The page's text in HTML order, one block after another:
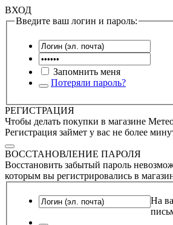
ВХОД
Введите ваш логин и пароль:
Запомнить меня
Потеряли пароль?
РЕГИСТРАЦИЯ
Чтобы делать покупки в магазине
Регистрация займет у вас не более
ВОССТАНОВЛЕНИЕ ПАРОЛЯ
Восстановить забытый пароль
которым вы регистрировались в
На